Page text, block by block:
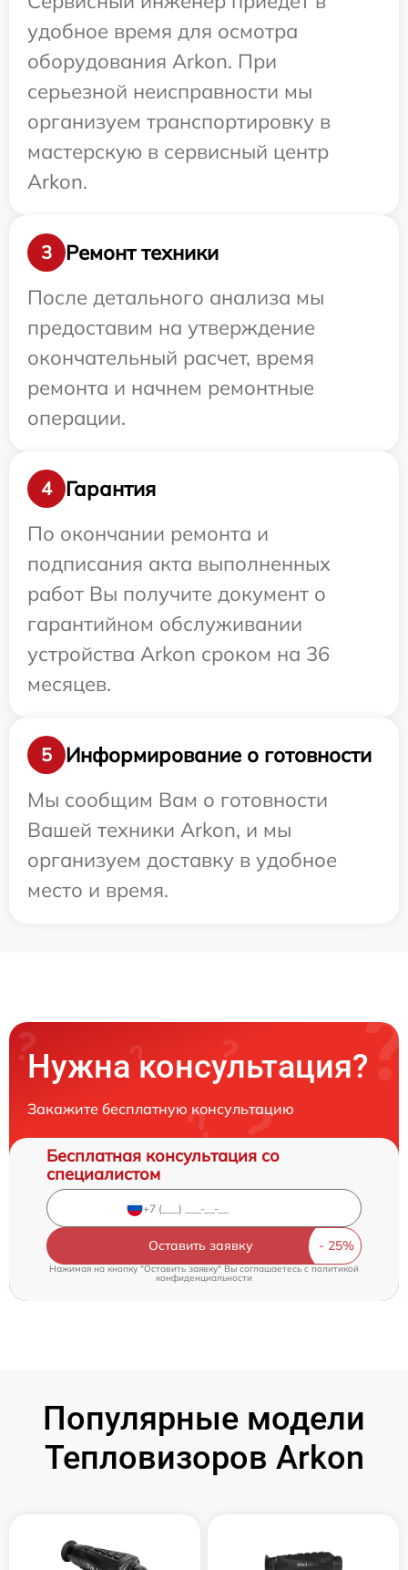
удобное время для осмотра
оборудования Arkon. При
серьезной неисправности мы
организуем транспортировку в
мастерскую в сервисный центр
Arkon.
3
Ремонт техники
После детального анализа мы
предоставим на утверждение
окончательный расчет, время
ремонта и начнем ремонтные
операции.
4
Гарантия
По окончании ремонта и
подписания акта выполненных
работ Вы получите документ о
гарантийном обслуживании
устройства Arkon сроком на 36
месяцев.
5
Информирование о готовности
Мы сообщим Вам о готовности
Вашей техники Arkon, и мы
организуем доставку в удобное
место и время.
Нужна консультация?
Закажите бесплатную консультацию
Бесплатная консультация со
специалистом
Оставить заявку
Нажимая на кнопку "Оставить заявку" Вы соглашаетесь c политикой
конфиденциальности
Популярные модели
Тепловизоров Arkon